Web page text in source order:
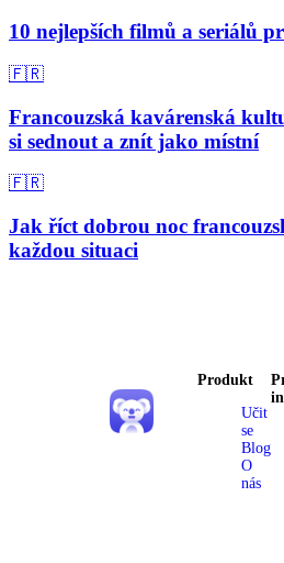
10 nejlepších filmů a seriálů
🇫🇷
Francouzská kavárenská
si sednout a znít jako místní
🇫🇷
Jak říct dobrou noc
každou situaci
Produkt
Učit
se
Blog
O
nás